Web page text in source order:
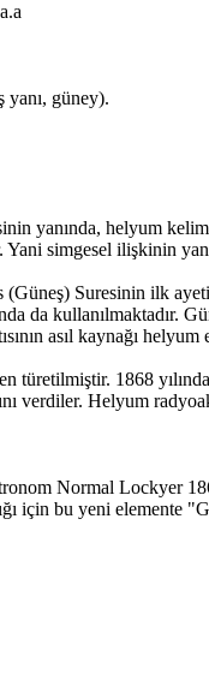
yanı, güney).
yanında, helyum
simgesel ilişkinin
Suresinin ilk
da kullanılmaktadır.
asıl kaynağı
1868
Helyum
Normal Lockyer
için bu yeni elemente